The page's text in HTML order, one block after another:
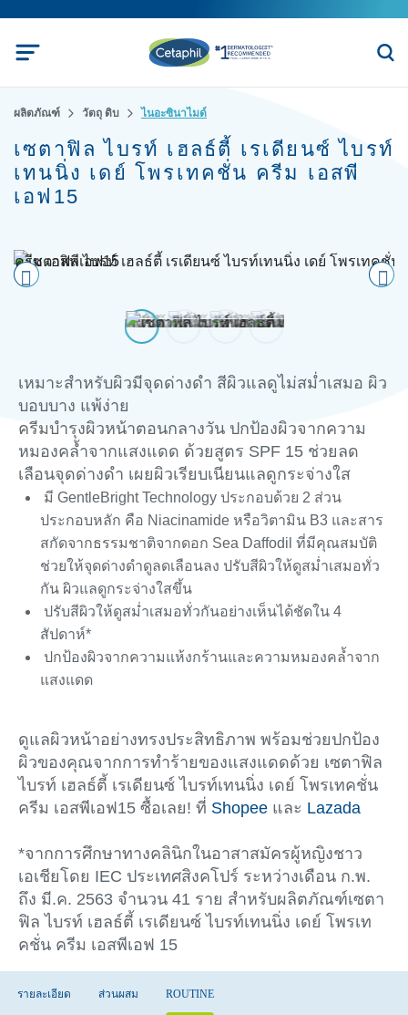
ผลิตภัณฑ์ วัตถุ ดิบ ไนอะซินาไมด์
เซตาฟิล ไบรท์ เฮลธ์ตี้ เรเดียนซ์ ไบรท์
เทนนิ่ง เดย์ โพรเทคชั่น ครีม เอสพี
เอฟ15
เหมาะสำหรับผิวมีจุดด่างดำ สีผิวแลดูไม่สม่ำเสมอ ผิว
บอบบาง แพ้ง่าย
ครีมบำรุงผิวหน้าตอนกลางวัน ปกป้องผิวจากความ
หมองคล้ำจากแสงแดด ด้วยสูตร SPF 15 ช่วยลด
เลือนจุดด่างดำ เผยผิวเรียบเนียนแลดูกระจ่างใส
มี GentleBright Technology ประกอบด้วย 2 ส่วน
ประกอบหลัก คือ Niacinamide หรือวิตามิน B3 และสาร
สกัดจากธรรมชาติจากดอก Sea Daffodil ที่มีคุณสมบัติ
ช่วยให้จุดด่างดำดูลดเลือนลง ปรับสีผิวให้ดูสม่ำเสมอทั่ว
กัน ผิวแลดูกระจ่างใสขึ้น
ปรับสีผิวให้ดูสม่ำเสมอทั่วกันอย่างเห็นได้ชัดใน 4
สัปดาห์*
ปกป้องผิวจากความแห้งกร้านและความหมองคล้ำจาก
แสงแดด
ดูแลผิวหน้าอย่างทรงประสิทธิภาพ พร้อมช่วยปกป้อง
ผิวของคุณจากการทำร้ายของแสงแดดด้วย เซตาฟิล
ไบรท์ เฮลธ์ตี้ เรเดียนซ์ ไบรท์เทนนิ่ง เดย์ โพรเทคชั่น
ครีม เอสพีเอฟ15 ซื้อเลย! ที่ Shopee และ Lazada
*จากการศึกษาทางคลินิกในอาสาสมัครผู้หญิงชาว
เอเชียโดย IEC ประเทศสิงคโปร์ ระหว่างเดือน ก.พ.
ถึง มี.ค. 2563 จำนวน 41 ราย สำหรับผลิตภัณฑ์เซตา
ฟิล ไบรท์ เฮลธ์ตี้ เรเดียนซ์ ไบรท์เทนนิ่ง เดย์ โพรเท
คชั่น ครีม เอสพีเอฟ 15
รายละเอียด ส่วนผสม ROUTINE